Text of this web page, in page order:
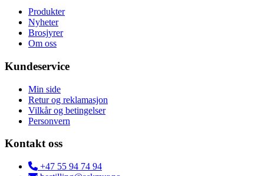
Produkter
Nyheter
Brosjyrer
Om oss
Kundeservice
Min side
Retur og reklamasjon
Vilkår og betingelser
Personvern
Kontakt oss
+47 55 94 74 94